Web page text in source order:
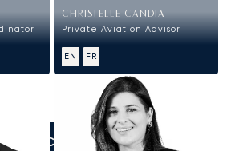
CHRISTELLE CANDIA
Private Aviation Advisor
EN FR
DO NAS